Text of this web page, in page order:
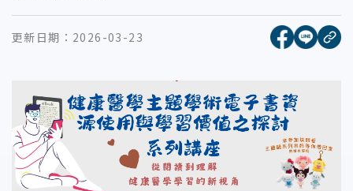
更新日期： 2026-03-23 [另開新
[另開
複